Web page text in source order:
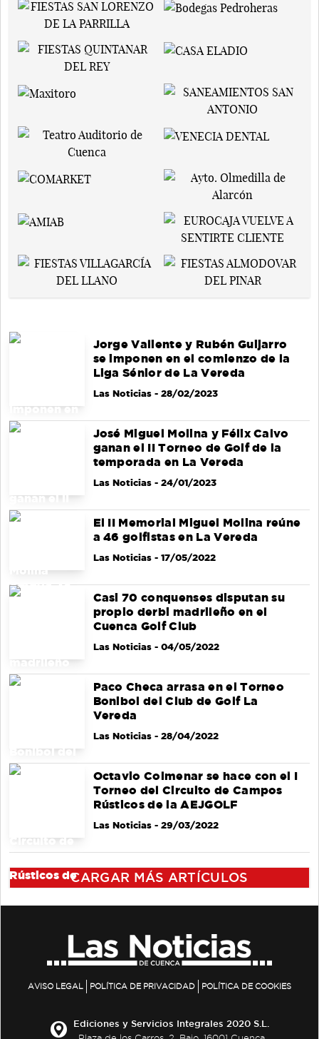
Jorge Valiente y Rubén Guijarro
se imponen en el comienzo de la
Liga Sénior de La Vereda
Las Noticias- 28/02/2023
José Miguel Molina y Félix Calvo
ganan el II Torneo de Golf de la
temporada en La Vereda
Las Noticias- 24/01/2023
El II Memorial Miguel Molina reúne
a 46 golfistas en La Vereda
Las Noticias- 17/05/2022
Casi 70 conquenses disputan su
propio derbi madrileño en el
Cuenca Golf Club
Las Noticias- 04/05/2022
Paco Checa arrasa en el Torneo
Bonibol del Club de Golf La
Vereda
Las Noticias- 28/04/2022
Octavio Colmenar se hace con el I
Torneo del Circuito de Campos
Rústicos de la AEJGOLF
Las Noticias- 29/03/2022
CARGAR MÁS ARTÍCULOS
AVISO LEGAL POLÍTICA DE PRIVACIDAD POLÍTICA DE COOKIES
Ediciones y Servicios Integrales 2020 S.L.